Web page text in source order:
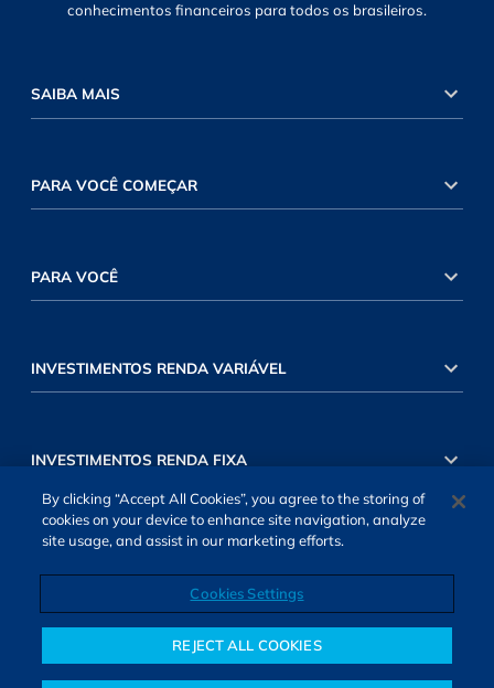
conhecimentos financeiros para todos os brasileiros.
SAIBA MAIS
PARA VOCÊ COMEÇAR
PARA VOCÊ
INVESTIMENTOS RENDA VARIÁVEL
INVESTIMENTOS RENDA FIXA
Cookies Settings
By clicking “Accept All Cookies”, you agree to the storing of
cookies on your device to enhance site navigation, analyze
site usage, and assist in our marketing efforts.
Cookies Settings
REJECT ALL COOKIES